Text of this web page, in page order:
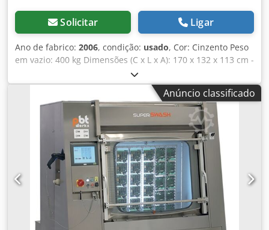
Solicitar Ligar
Ano de fabrico: 2006, condição: usado, Cor: Cinzento Peso
em vazio: 400 kg Dimensões (C x L x A): 170 x 132 x 113 cm -
Ano de fabrico: 2006 - Documentação disponível: Não -
Certificado CE: Não - Número de série: 1924 Codpfszkqx
Aox Ad Seha - Controlo: Convencional - Mesa giratória: Sim
- Número de turbinas [unidades]: 1 - Comprimento
máximo da peça de trabalho [mm]: 600 - Altura máxima da
peça de trabalho [mm]: 265 - Dimensões para transporte:
1700 mm x 1320 mm x 1130 mm (c x l x a) - Peso para
transporte [kg]: 400 kg - Embalagens para transporte
[unidades]: 1 Informações financeiras IVA: O preço
indicado não inclui o IVA IVA/Regime de tributação sobre a
diferença: IVA dedutível para empresas Entrega e
aceitação de usados possível a qualquer momento para
todos os produtos da área industrial Lukas van Rossum
Anúncio classificado